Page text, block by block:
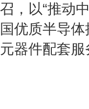
召，以“推动
国优质半导
元器件配套服